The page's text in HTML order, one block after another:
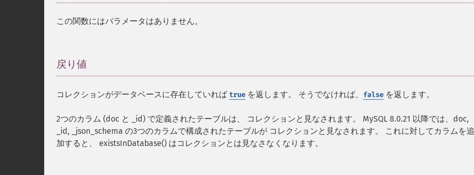
この関数にはパラメータはありません。
戻り値
コレクションがデータベースに存在していれば true を返します。 そうでなければ、 false を返します。
2つのカラム (doc と _id) で定義されたテーブルは、 コレクションと見なされます。 MySQL 8.0.21 以降では、doc,
_id, _json_schema の3つのカラムで構成されたテーブルが コレクションと見なされます。 これに対してカラムを追
加すると、 existsInDatabase() はコレクションとは見なさなくなります。